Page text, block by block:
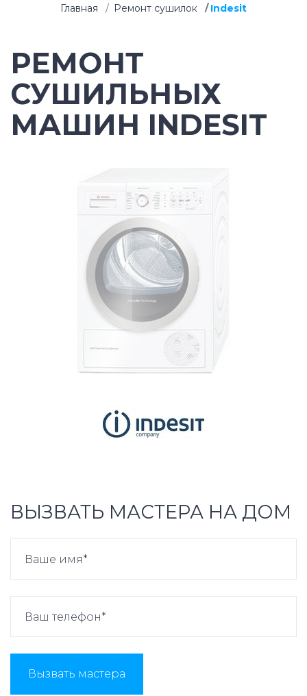
Главная Ремонт сушилок Indesit
РЕМОНТ
СУШИЛЬНЫХ
МАШИН INDESIT
ВЫЗВАТЬ МАСТЕРА НА ДОМ
Вызвать мастера